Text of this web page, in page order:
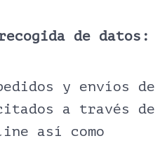
de datos:
y envíos de
a través de
así como